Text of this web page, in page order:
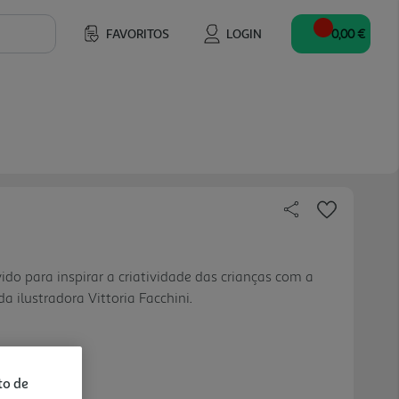
FAVORITOS LOGIN 0,00 €
para inspirar a criatividade das crianças com a
ilustradora Vittoria Facchini.
de